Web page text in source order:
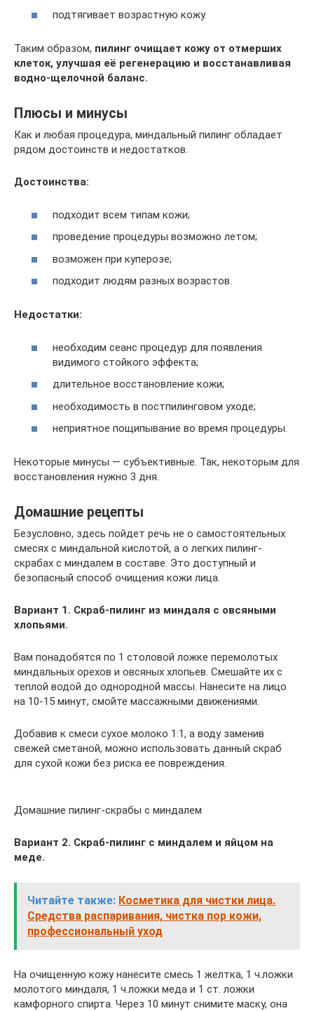
подтягивает возрастную кожу.
Таким образом, пилинг очищает кожу от отмерших
клеток, улучшая её регенерацию и восстанавливая
водно-щелочной баланс.
Плюсы и минусы
Как и любая процедура, миндальный пилинг обладает
рядом достоинств и недостатков.
Достоинства:
подходит всем типам кожи;
проведение процедуры возможно летом;
возможен при куперозе;
подходит людям разных возрастов.
Недостатки:
необходим сеанс процедур для появления
видимого стойкого эффекта;
длительное восстановление кожи;
необходимость в постпилинговом уходе;
неприятное пощипывание во время процедуры.
Некоторые минусы — субъективные. Так, некоторым для
восстановления нужно 3 дня.
Домашние рецепты
Безусловно, здесь пойдет речь не о самостоятельных
смесях с миндальной кислотой, а о легких пилинг-
скрабах с миндалем в составе. Это доступный и
безопасный способ очищения кожи лица.
Вариант 1. Скраб-пилинг из миндаля с овсяными
хлопьями.
Вам понадобятся по 1 столовой ложке перемолотых
миндальных орехов и овсяных хлопьев. Смешайте их с
теплой водой до однородной массы. Нанесите на лицо
на 10-15 минут, смойте массажными движениями.
Добавив к смеси сухое молоко 1:1, а воду заменив
свежей сметаной, можно использовать данный скраб
для сухой кожи без риска ее повреждения.
Домашние пилинг-скрабы с миндалем
Вариант 2. Скраб-пилинг с миндалем и яйцом на
меде.
Читайте также: Косметика для чистки лица.
Средства распаривания, чистка пор кожи,
профессиональный уход
На очищенную кожу нанесите смесь 1 желтка, 1 ч.ложки
молотого миндаля, 1 ч.ложки меда и 1 ст. ложки
камфорного спирта. Через 10 минут снимите маску, она